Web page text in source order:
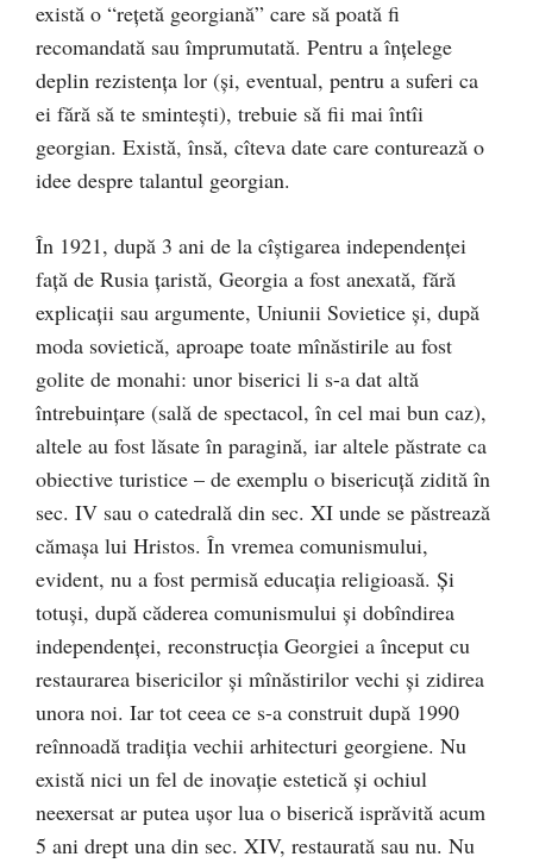
există o “reţetă georgiană” care să poată fi
recomandată sau împrumutată. Pentru a înţelege
deplin rezistenţa lor (şi, eventual, pentru a suferi ca
ei fără să te sminteşti), trebuie să fii mai întîi
georgian. Există, însă, cîteva date care conturează o
idee despre talantul georgian.
În 1921, după 3 ani de la cîştigarea independenţei
faţă de Rusia ţaristă, Georgia a fost anexată, fără
explicaţii sau argumente, Uniunii Sovietice şi, după
moda sovietică, aproape toate mînăstirile au fost
golite de monahi: unor biserici li s-a dat altă
întrebuinţare (sală de spectacol, în cel mai bun caz),
altele au fost lăsate în paragină, iar altele păstrate ca
obiective turistice – de exemplu o bisericuţă zidită în
sec. IV sau o catedrală din sec. XI unde se păstrează
cămaşa lui Hristos. În vremea comunismului,
evident, nu a fost permisă educaţia religioasă. Şi
totuşi, după căderea comunismului şi dobîndirea
independenţei, reconstrucţia Georgiei a început cu
restaurarea bisericilor şi mînăstirilor vechi şi zidirea
unora noi. Iar tot ceea ce s-a construit după 1990
reînnoadă tradiţia vechii arhitecturi georgiene. Nu
există nici un fel de inovaţie estetică şi ochiul
neexersat ar putea uşor lua o biserică isprăvită acum
5 ani drept una din sec. XIV, restaurată sau nu. Nu